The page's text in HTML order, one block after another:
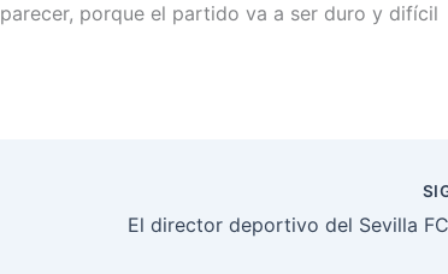
porque el partido va a ser duro y difícil